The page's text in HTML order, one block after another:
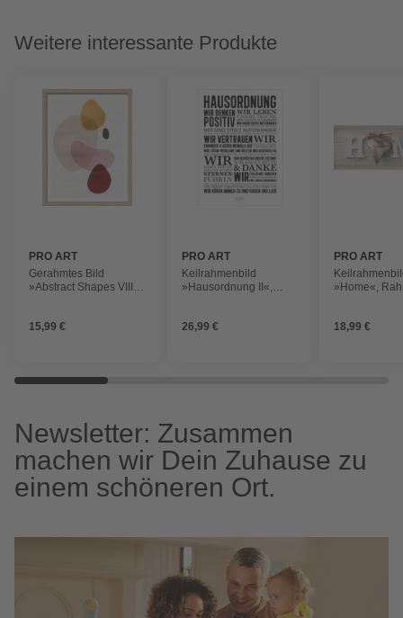
Weitere interessante Produkte
PRO ART
Gerahmtes Bild
»Abstract Shapes VIII«,
15,99 €
PRO ART
Keilrahmenbild
»Hausordnung II«,
26,99 €
PRO ART
»Home«,
18,99 €
Newsletter: Zusammen
machen wir Dein Zuhause zu
einem schöneren Ort.